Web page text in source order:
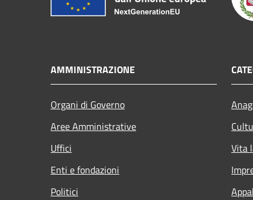
AMMINISTRAZIONE
Organi di Governo
Aree Amministrative
Uffici
Enti e fondazioni
Politici
Vita